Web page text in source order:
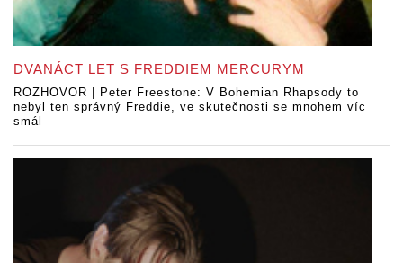
DVANÁCT LET S FREDDIEM MERCURYM
ROZHOVOR | Peter Freestone: V Bohemian Rhapsody to
nebyl ten správný Freddie, ve skutečnosti se mnohem víc
smál